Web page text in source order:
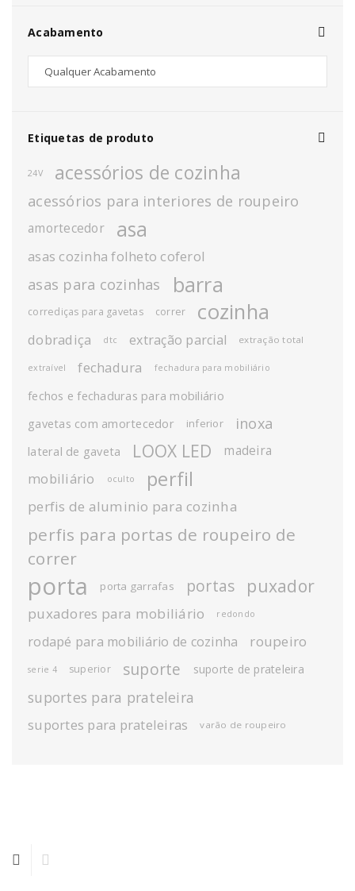
Acabamento
Etiquetas de produto
24V acessórios de cozinha
acessórios para interiores de roupeiro
amortecedor asa
asas cozinha folheto coferol
asas para cozinhas barra
corrediças para gavetas correr cozinha
dobradiça dtc extração parcial extração total
extraível fechadura fechadura para mobiliário
fechos e fechaduras para mobiliário
gavetas com amortecedor
inferior inoxa
lateral de gaveta LOOX LED madeira
mobiliário oculto perfil
perfis de aluminio para cozinha
perfis para portas de roupeiro de
correr
porta porta garrafas portas puxador
puxadores para mobiliário redondo
rodapé para mobiliário de cozinha roupeiro
serie 4 superior suporte suporte de prateleira
suportes para prateleira
suportes para prateleiras varão de roupeiro